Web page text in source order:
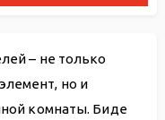
– не только
но и
комнаты. Биде